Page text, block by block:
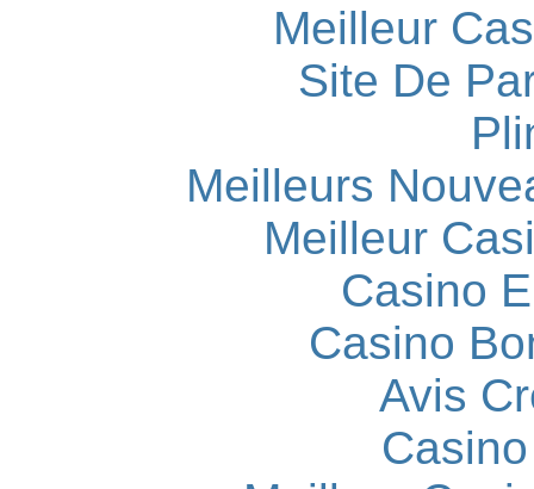
Meilleur
Site De
Meilleurs
Meilleur
Casino
Casino
Avis